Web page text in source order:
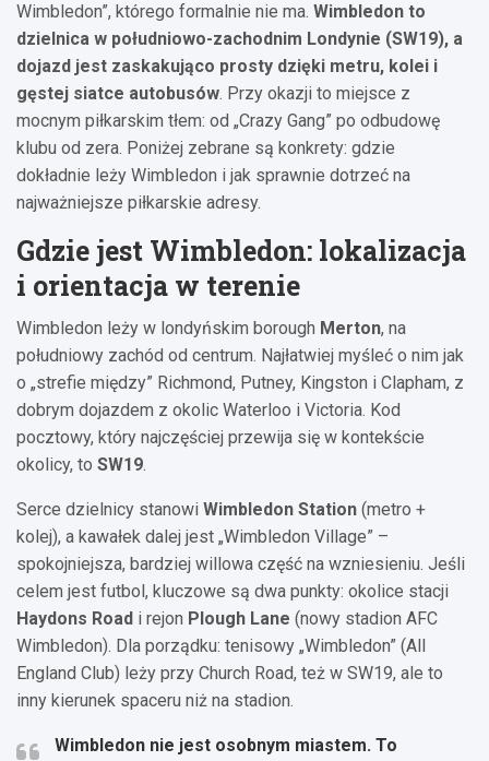
Wimbledon”, którego formalnie nie ma. Wimbledon to
dzielnica w południowo-zachodnim Londynie (SW19), a
dojazd jest zaskakująco prosty dzięki metru, kolei i
gęstej siatce autobusów. Przy okazji to miejsce z
mocnym piłkarskim tłem: od „Crazy Gang” po odbudowę
klubu od zera. Poniżej zebrane są konkrety: gdzie
dokładnie leży Wimbledon i jak sprawnie dotrzeć na
najważniejsze piłkarskie adresy.
Gdzie jest Wimbledon: lokalizacja
i orientacja w terenie
Wimbledon leży w londyńskim borough Merton, na
południowy zachód od centrum. Najłatwiej myśleć o nim jak
o „strefie między” Richmond, Putney, Kingston i Clapham, z
dobrym dojazdem z okolic Waterloo i Victoria. Kod
pocztowy, który najczęściej przewija się w kontekście
okolicy, to SW19.
Serce dzielnicy stanowi Wimbledon Station (metro +
kolej), a kawałek dalej jest „Wimbledon Village” –
spokojniejsza, bardziej willowa część na wzniesieniu. Jeśli
celem jest futbol, kluczowe są dwa punkty: okolice stacji
Haydons Road i rejon Plough Lane (nowy stadion AFC
Wimbledon). Dla porządku: tenisowy „Wimbledon” (All
England Club) leży przy Church Road, też w SW19, ale to
inny kierunek spaceru niż na stadion.
Wimbledon nie jest osobnym miastem. To